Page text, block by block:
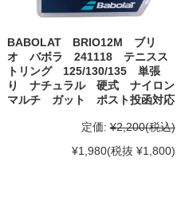
BABOLAT BRIO12M ブリ
オ バボラ 241118 テニスス
トリング 125/130/135 単張
り ナチュラル 硬式 ナイロン
マルチ ガット ポスト投函対応
定価: ¥2,200(税込)
¥1,980(税抜 ¥1,800)